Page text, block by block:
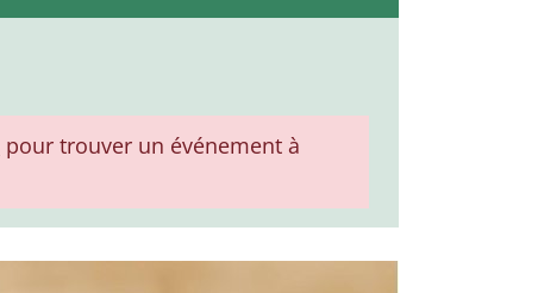
pour trouver un événement à